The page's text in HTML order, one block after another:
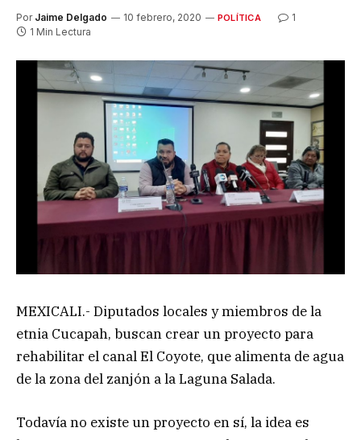
Por Jaime Delgado 10 febrero, 2020 POLÍTICA
1
1 Min Lectura
MEXICALI.- Diputados locales y miembros de la
etnia Cucapah, buscan crear un proyecto para
rehabilitar el canal El Coyote, que alimenta de agua
de la zona del zanjón a la Laguna Salada.
Todavía no existe un proyecto en sí, la idea es